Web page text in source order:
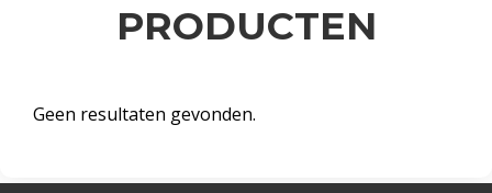
PRODUCTEN
Geen resultaten gevonden.